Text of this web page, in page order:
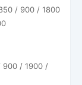
/ 900 / 1800
900 / 1900 /